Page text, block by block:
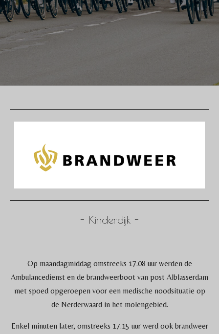
- Kinderdijk -
Op maandagmiddag omstreeks 17.08 uur werden de
Ambulancedienst en de brandweerboot van post Alblasserdam
met spoed opgeroepen voor een medische noodsituatie op
de Nerderwaard in het molengebied.
Enkel minuten later, omstreeks 17.15 uur werd ook brandweer